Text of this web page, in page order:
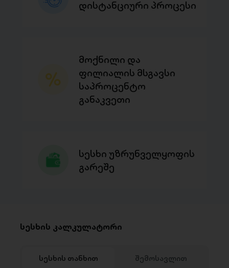
დისტანციური პროცესი
მოქნილი და
ფილიალის მსგავსი
საპროცენტო
განაკვეთი
სესხი უზრუნველყოფის
გარეშე
სესხის კალკულატორი
სესხის თანხით შემოსავლით